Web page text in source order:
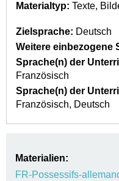
Materialtyp: Texte
Zielsprache: Deutsch
Weitere einbezogene
Sprache(n) der
Französisch
Sprache(n) der
Französisch
Deutsch
Materialien:
FR-Possessifs-